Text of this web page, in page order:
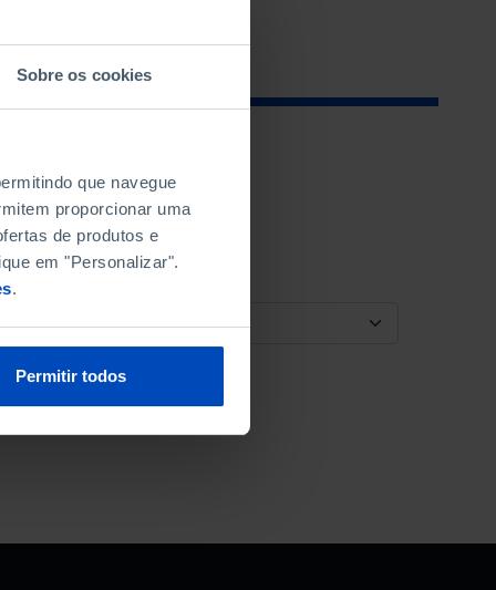
Sobre os cookies
que navegue
proporcionar uma
de produtos e
em "Personalizar".
.
Permitir todos
ORDENAR POR